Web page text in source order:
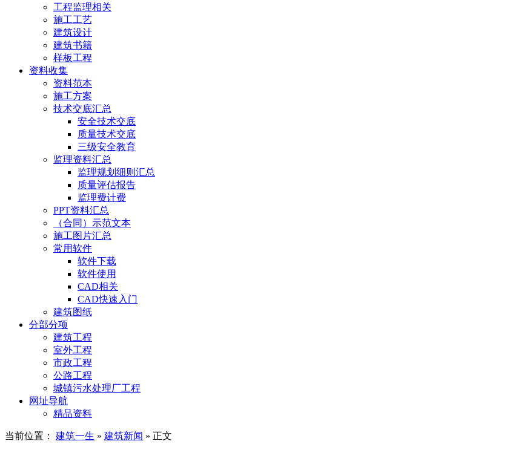
工程监理相关
施工工艺
建筑设计
建筑书籍
样板工程
资料收集
资料范本
施工方案
技术交底汇总
安全技术交底
质量技术交底
三级安全教育
监理资料汇总
监理规划细则汇总
质量评估报告
监理费计费
PPT资料汇总
（合同）示范文本
施工图片汇总
常用软件
软件下载
软件使用
CAD相关
CAD快速入门
建筑图纸
分部分项
建筑工程
室外工程
市政工程
公路工程
城镇污水处理厂工程
网址导航
精品资料
当前位置： 建筑一生 » 建筑新闻 » 正文